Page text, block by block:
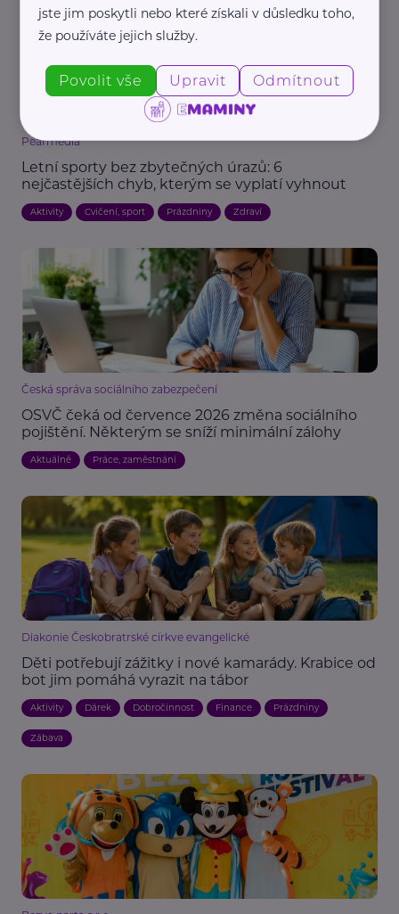
Pearmedia
Letní sporty bez zbytečných úrazů: 6
nejčastějších chyb, kterým se vyplatí vyhnout
Aktivity Cvičení, sport Prázdniny Zdraví
Česká správa sociálního zabezpečení
OSVČ čeká od července 2026 změna sociálního
pojištění. Některým se sníží minimální zálohy
Aktuálně Práce, zaměstnání
Diakonie Českobratrské církve evangelické
Děti potřebují zážitky i nové kamarády. Krabice od
bot jim pomáhá vyrazit na tábor
Aktivity Dárek Dobročinnost Finance Prázdniny
Zábava
jste jim poskytli nebo které získali v důsledku toho,
že používáte jejich služby.
Povolit vše Upravit Odmítnout